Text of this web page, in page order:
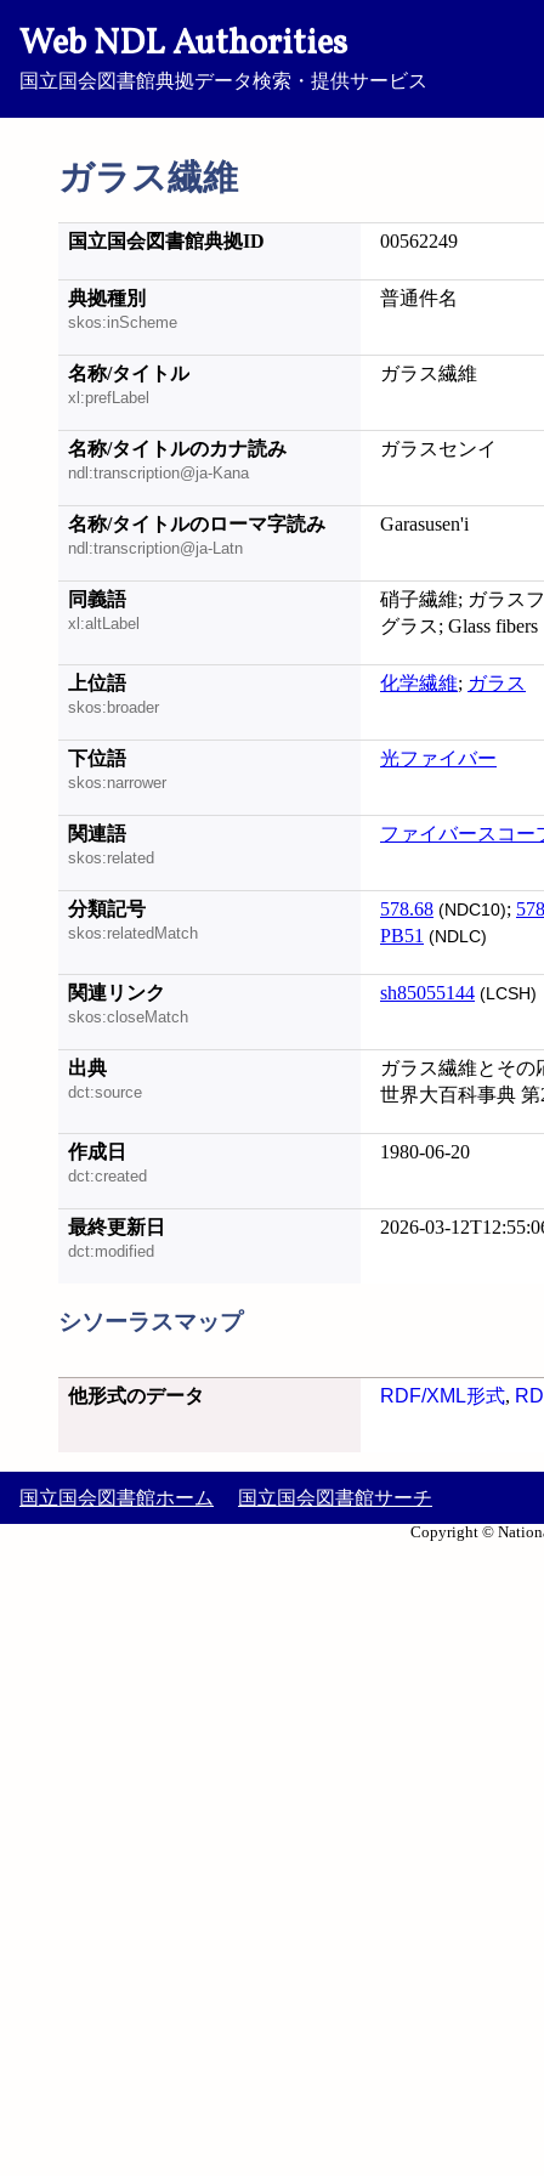
Web NDL Authorities
国立国会図書館典拠データ検索・提供サービス
ガラス繊維
国立国会図書館典拠ID 00562249
典拠種別
skos:inScheme
普通件名
名称/タイトル
xl:prefLabel
ガラス繊維
名称/タイトルのカナ読み
ndl:transcription@ja-Kana
ガラスセンイ
名称/タイトルのローマ字読み
ndl:transcription@ja-Latn
Garasusen'i
同義語
xl:altLabel
硝子繊維; ガラス
グラス; Glass fibers
上位語
skos:broader
化学繊維; ガラス
下位語
skos:narrower
光ファイバー
関連語
skos:related
ファイバースコー
分類記号
skos:relatedMatch
578.68 (NDC10);
PB51 (NDLC)
関連リンク
skos:closeMatch
sh85055144 (LCSH)
出典
dct:source
ガラス繊維とその
世界大百科事典 第
作成日
dct:created
1980-06-20
最終更新日
dct:modified
2026-03-
シソーラスマップ
他形式のデータ RDF/XML形式,
国立国会図書館ホーム 国立国会図書館サーチ
Copyright ©